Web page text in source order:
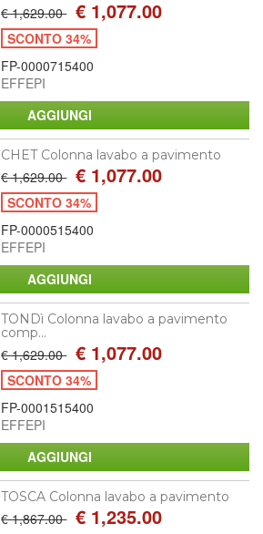
€ 1,629.00 € 1,077.00
SCONTO 34%
FP-0000715400
EFFEPI
CHET Colonna lavabo a pavimento
€ 1,629.00 € 1,077.00
SCONTO 34%
FP-0000515400
EFFEPI
TONDì Colonna lavabo a pavimento
comp...
€ 1,629.00 € 1,077.00
SCONTO 34%
FP-0001515400
EFFEPI
TOSCA Colonna lavabo a pavimento
€ 1,867.00 € 1,235.00